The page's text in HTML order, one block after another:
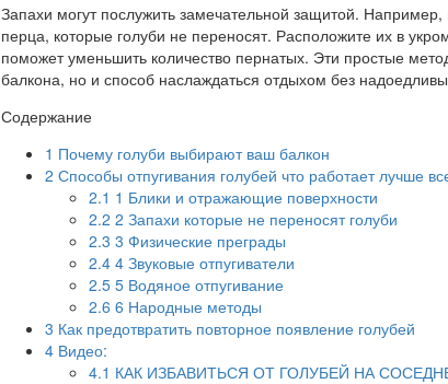
Запахи могут послужить замечательной защитой.
перца, которые голуби не переносят. Расположите их в
поможет уменьшить количество пернатых. Эти простые
балкона, но и способ наслаждаться отдыхом без
Содержание
1 Почему голуби выбирают ваш балкон
2 Способы отпугивания голубей что работает лучше
2.1 1 Блики и отражающие поверхности
2.2 2 Запахи которые не переносят голуби
2.3 3 Физические преграды
2.4 4 Звуковые отпугиватели
2.5 5 Водяное отпугивание
2.6 6 Народные методы
3 Как предотвратить повторное появление голубей
4 Видео:
4.1 КАК ИЗБАВИТЬСЯ ОТ ГОЛУБЕЙ НА